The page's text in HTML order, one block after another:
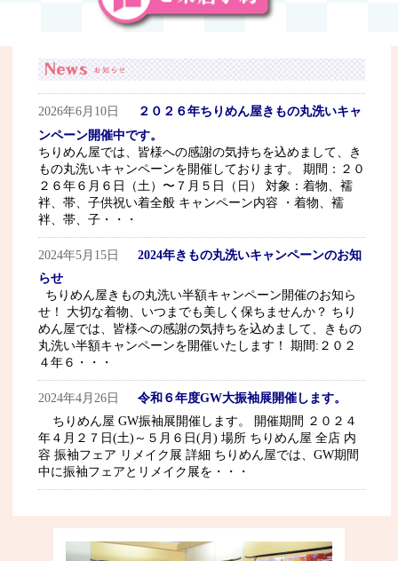
2026年6月10日
２０２６年ちりめん屋きもの丸洗いキャ
ンペーン開催中です。
ちりめん屋では、皆様への感謝の気持ちを込めまして、き
もの丸洗いキャンペーンを開催しております。 期間：２０
２６年６月６日（土）〜７月５日（日） 対象：着物、襦
袢、帯、子供祝い着全般 キャンペーン内容 ・着物、襦
袢、帯、子・・・
2024年5月15日
2024年きもの丸洗いキャンペーンのお知
らせ
ちりめん屋きもの丸洗い半額キャンペーン開催のお知ら
せ！ 大切な着物、いつまでも美しく保ちませんか？ ちり
めん屋では、皆様への感謝の気持ちを込めまして、きもの
丸洗い半額キャンペーンを開催いたします！ 期間:２０２
４年６・・・
2024年4月26日
令和６年度GW大振袖展開催します。
ちりめん屋 GW振袖展開催します。 開催期間 ２０２４
年４月２７日(土)～５月６日(月) 場所 ちりめん屋 全店 内
容 振袖フェア リメイク展 詳細 ちりめん屋では、GW期間
中に振袖フェアとリメイク展を・・・